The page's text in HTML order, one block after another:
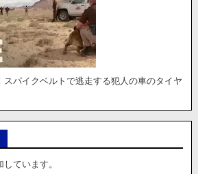
スパイクベルトで逃走する犯人の車のタイヤ
ています。